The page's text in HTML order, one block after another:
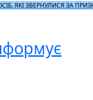
ЯКІ ЗВЕРНУЛИСЯ ЗА